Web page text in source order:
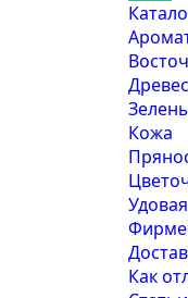
Кожа
Как